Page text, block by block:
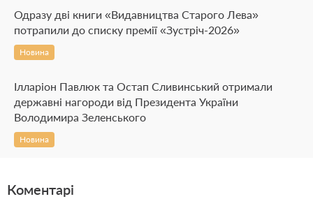
Одразу дві книги «Видавництва Старого Лева»
потрапили до списку премії «Зустріч-2026»
Новина
Ілларіон Павлюк та Остап Сливинський отримали
державні нагороди від Президента України
Володимира Зеленського
Новина
Коментарі